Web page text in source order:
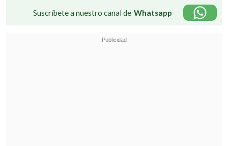
Suscríbete a nuestro canal de Whatsapp